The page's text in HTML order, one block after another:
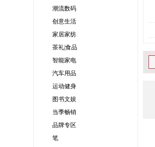
潮流数码
创意生活
家居家纺
茶礼|食品
智能家电
汽车用品
运动健身
图书文娱
当季畅销
品牌专区
笔